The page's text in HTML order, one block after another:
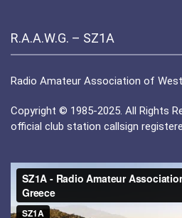
R.A.A.W.G. – SZ1A
Radio Amateur Association of
Copyright © 1985-2025. All Rights
official club station callsign
Πρόγραμμα
Αναπαραγωγής
Βίντεο